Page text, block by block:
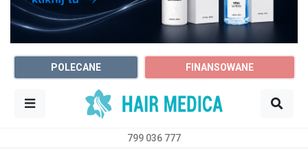
POLECANE FINANSOWANE
799 036 777